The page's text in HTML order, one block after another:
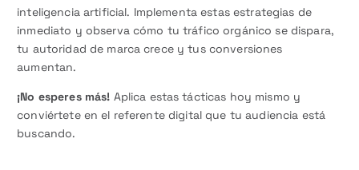
inteligencia artificial. Implementa estas estrategias de
inmediato y observa cómo tu tráfico orgánico se dispara,
tu autoridad de marca crece y tus conversiones
aumentan.
¡No esperes más! Aplica estas tácticas hoy mismo y
conviértete en el referente digital que tu audiencia está
buscando.